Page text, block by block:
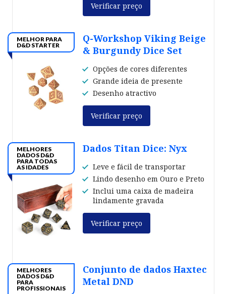
Verificar preço
MELHOR PARA
D&D STARTER
Q-Workshop Viking Beige
& Burgundy Dice Set
Opções de cores diferentes
Grande ideia de presente
Desenho atractivo
Verificar preço
MELHORES
DADOS D&D
PARA TODAS
AS IDADES
Dados Titan Dice: Nyx
Leve e fácil de transportar
Lindo desenho em Ouro e Preto
Inclui uma caixa de madeira
lindamente gravada
Verificar preço
MELHORES
DADOS D&D
PARA
PROFISSIONAIS
Conjunto de dados Haxtec
Metal DND